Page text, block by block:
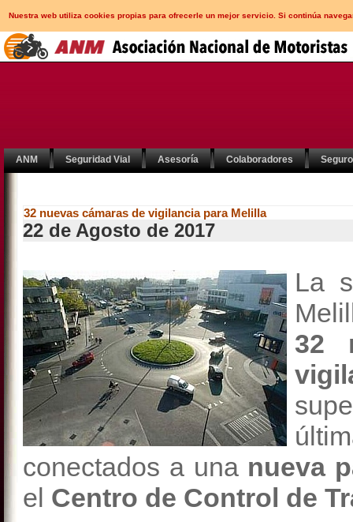
Nuestra web utiliza cookies propias para ofrecerle un mejor servicio. Si continúa
ANM Seguridad Vial Asesoría Colaboradores
32 nuevas cámaras de vigilancia para Melilla
22 de Agosto de 2017
La
32
conectados a una nueva
el Centro de Control de